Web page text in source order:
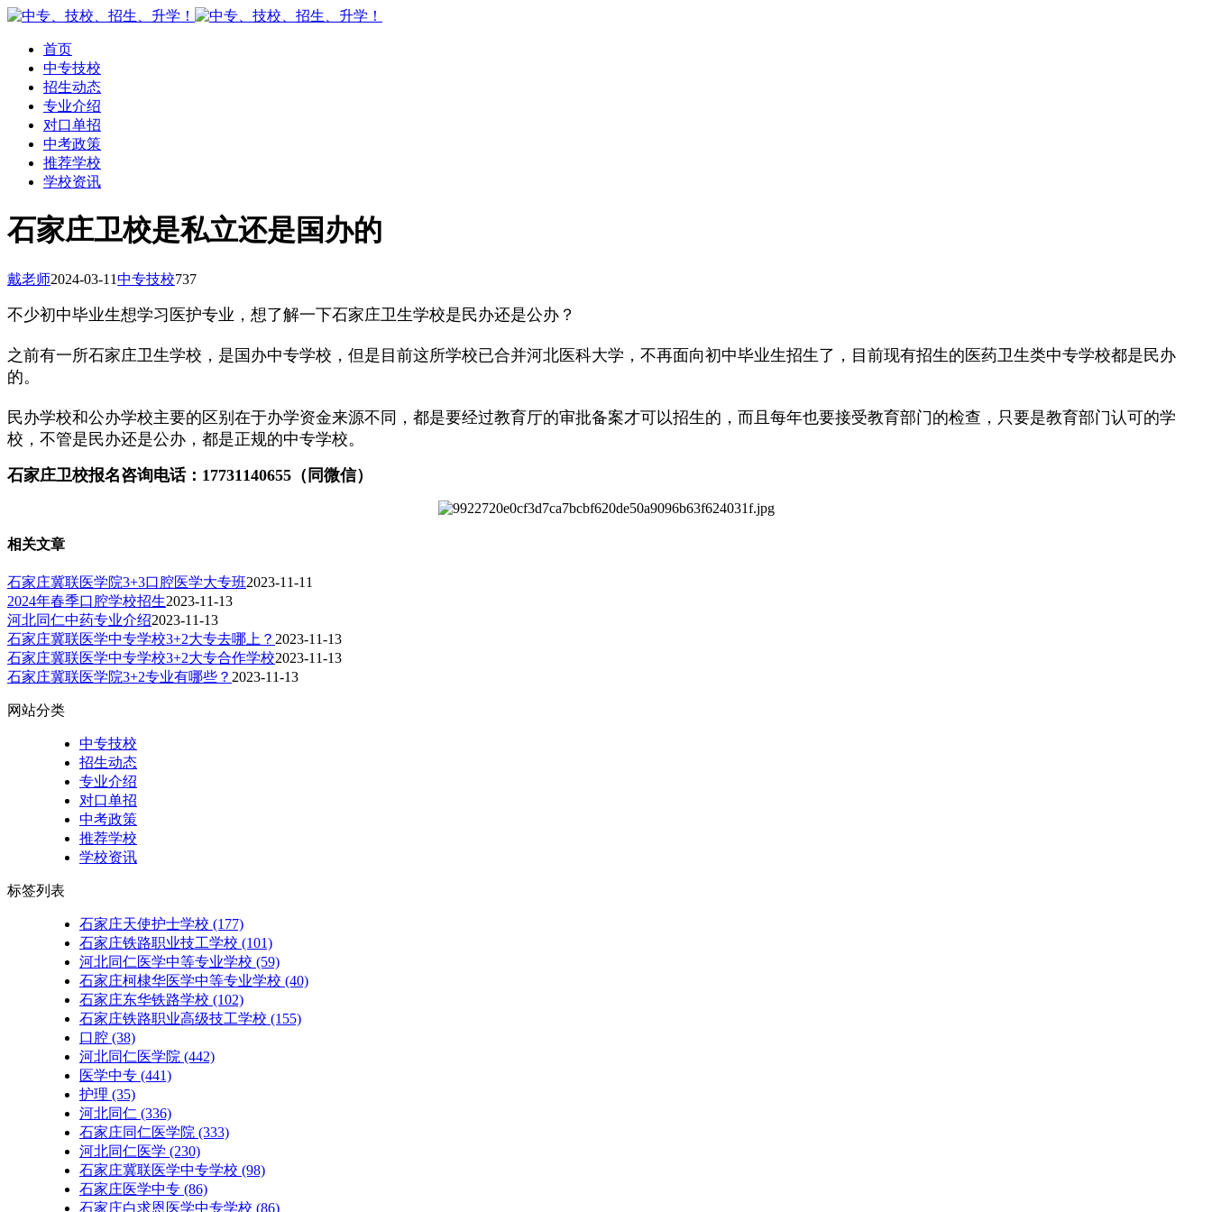
首页
中专技校
招生动态
专业介绍
对口单招
中考政策
推荐学校
学校资讯
石家庄卫校是私立还是国办的
戴老师2024-03-11中专技校737
不少初中毕业生想学习医护专业，想了解一下石家庄卫生学校是民办还是公办？
之前有一所石家庄卫生学校，是国办中专学校，但是目前这所学校已合并河北医科大学，不再面向初中毕业生招生了，目前现有招生的医药卫生类中专学校都是民办
的。
民办学校和公办学校主要的区别在于办学资金来源不同，都是要经过教育厅的审批备案才可以招生的，而且每年也要接受教育部门的检查，只要是教育部门认可的学
校，不管是民办还是公办，都是正规的中专学校。
石家庄卫校报名咨询电话：17731140655（同微信）
相关文章
石家庄冀联医学院3+3口腔医学大专班2023-11-11
2024年春季口腔学校招生2023-11-13
河北同仁中药专业介绍2023-11-13
石家庄冀联医学中专学校3+2大专去哪上？ 2023-11-13
石家庄冀联医学中专学校3+2大专合作学校2023-11-13
石家庄冀联医学院3+2专业有哪些？ 2023-11-13
网站分类
中专技校
招生动态
专业介绍
对口单招
中考政策
推荐学校
学校资讯
标签列表
石家庄天使护士学校 (177)
石家庄铁路职业技工学校 (101)
河北同仁医学中等专业学校 (59)
石家庄柯棣华医学中等专业学校 (40)
石家庄东华铁路学校 (102)
石家庄铁路职业高级技工学校 (155)
口腔 (38)
河北同仁医学院 (442)
医学中专 (441)
护理 (35)
河北同仁 (336)
石家庄同仁医学院 (333)
河北同仁医学 (230)
石家庄冀联医学中专学校 (98)
石家庄医学中专 (86)
石家庄白求恩医学中专学校 (86)